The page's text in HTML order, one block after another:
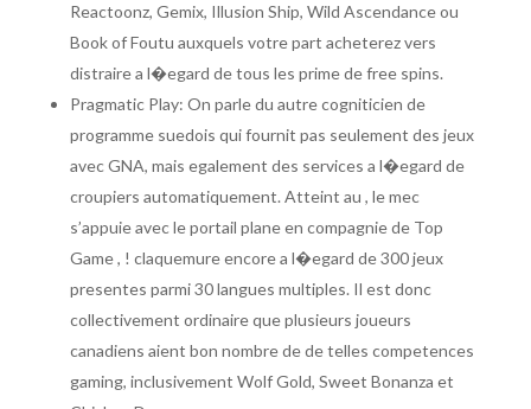
Reactoonz, Gemix, Illusion Ship, Wild Ascendance ou
Book of Foutu auxquels votre part acheterez vers
distraire a l�egard de tous les prime de free spins.
Pragmatic Play: On parle du autre cogniticien de
programme suedois qui fournit pas seulement des jeux
avec GNA, mais egalement des services a l�egard de
croupiers automatiquement. Atteint au , le mec
s’appuie avec le portail plane en compagnie de Top
Game , ! claquemure encore a l�egard de 300 jeux
presentes parmi 30 langues multiples. Il est donc
collectivement ordinaire que plusieurs joueurs
canadiens aient bon nombre de de telles competences
gaming, inclusivement Wolf Gold, Sweet Bonanza et